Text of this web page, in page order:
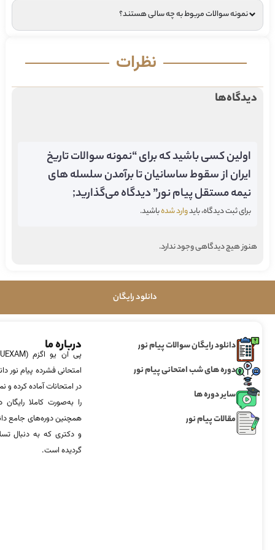
نمونه سوالات مربوط به چه سالی هستند؟
نظرات
دیدگاه‌ها
اولین کسی باشید که برای “نمونه سوالات تاریخ
ایران از سقوط ساسانیان تا برآمدن سلسله های
نیمه مستقل پیام نور” دیدگاه می‌گذارید;
برای ثبت دیدگاه، بایدوارد شدهباشید.
هنوز هیچ دیدگاهی وجود ندارد.
دانلود رایگان
دانلود رایگان سوالات پیام نور
دوره های شب امتحانی پیام نور
سایر دوره ها
مقالات پیام نور
درباره ما
امتحانی فشرده پیام نور
در امتحانات آماده‌ کرده
را به‌صورت کاملا
همچنین دوره‌های جامع
و دکتری که به دنبال
گردیده است.